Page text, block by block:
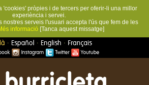
'cookies' pròpies i de tercers per oferir-li una millor
experiència i servei.
nostres serveis l'usuari accepta l'ús que fem de les
informació [Tanca aquest missatge]
· Español · English · Français
Instagram Twitter Youtube